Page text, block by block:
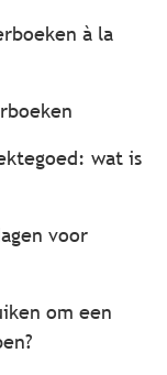
à la
wat is
voor
om een